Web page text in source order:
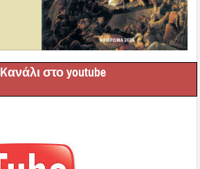
Kανάλι στο youtube